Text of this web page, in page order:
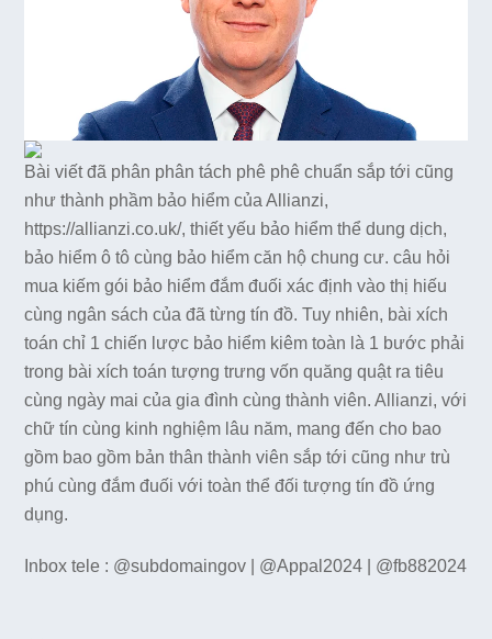
Bài viết đã phân phân tách phê phê chuẩn sắp tới cũng
như thành phầm bảo hiểm của Allianzi,
https://allianzi.co.uk/, thiết yếu bảo hiểm thể dung dịch,
bảo hiểm ô tô cùng bảo hiểm căn hộ chung cư. câu hỏi
mua kiếm gói bảo hiểm đắm đuối xác định vào thị hiếu
cùng ngân sách của đã từng tín đồ. Tuy nhiên, bài xích
toán chỉ 1 chiến lược bảo hiểm kiêm toàn là 1 bước phải
trong bài xích toán tượng trưng vốn quăng quật ra tiêu
cùng ngày mai của gia đình cùng thành viên. Allianzi, với
chữ tín cùng kinh nghiệm lâu năm, mang đến cho bao
gồm bao gồm bản thân thành viên sắp tới cũng như trù
phú cùng đắm đuối với toàn thể đối tượng tín đồ ứng
dụng.
Inbox tele : @subdomaingov | @Appal2024 | @fb882024